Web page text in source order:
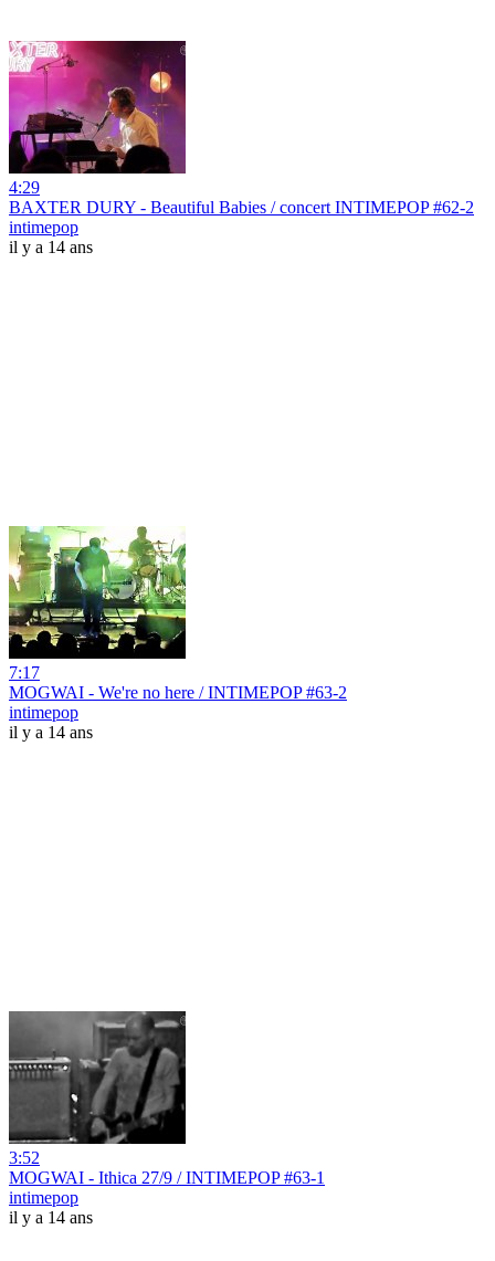
4:29
BAXTER DURY - Beautiful Babies / concert INTIMEPOP #62-2
intimepop
il y a 14 ans
7:17
MOGWAI - We're no here / INTIMEPOP #63-2
intimepop
il y a 14 ans
3:52
MOGWAI - Ithica 27/9 / INTIMEPOP #63-1
intimepop
il y a 14 ans